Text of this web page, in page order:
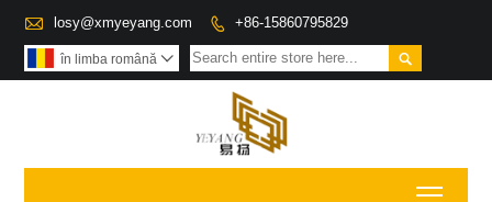
 losy@xmyeyang.com  +86-15860795829

în limba română 